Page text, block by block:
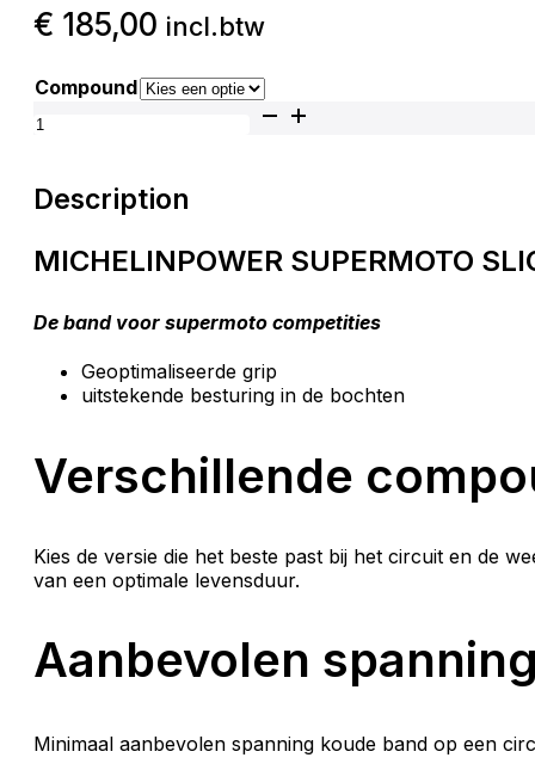
€ 185,00 incl.btw
Compound
Michelin Supermoto Voorband Power Supermoto
Description
MICHELINPOWER SUPERMOTO
De band voor supermoto competities
Geoptimaliseerde grip
uitstekende besturing in de bochten
Verschillende
Kies de versie die het beste past bij het circuit en de
van een optimale levensduur.
Aanbevolen
Minimaal aanbevolen spanning koude band op een